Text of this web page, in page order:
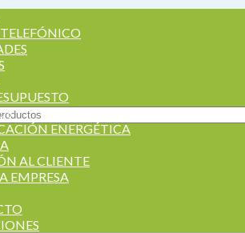
ENERGÉTICA
AL CLIENTE
EMPRESA